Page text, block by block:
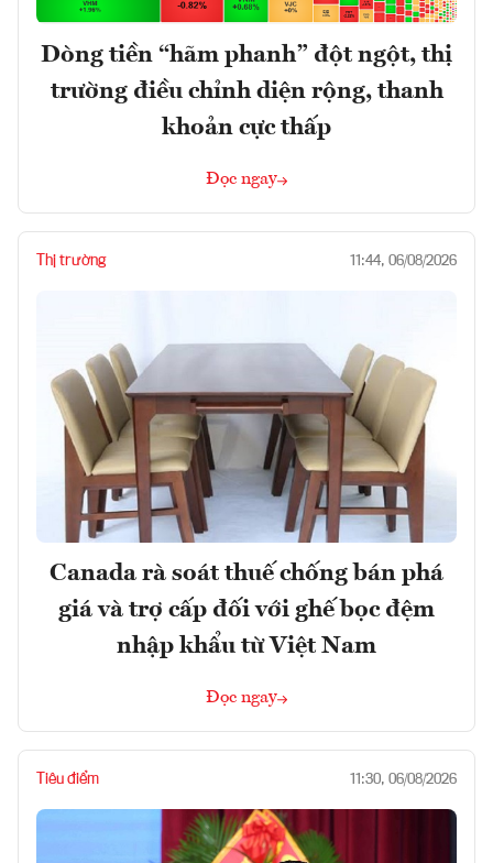
Dòng tiền “hãm phanh” đột ngột, thị
trường điều chỉnh diện rộng, thanh
khoản cực thấp
Đọc ngay
Thị trường 11:44, 06/08/2026
Canada rà soát thuế chống bán phá
giá và trợ cấp đối với ghế bọc đệm
nhập khẩu từ Việt Nam
Đọc ngay
Tiêu điểm 11:30, 06/08/2026